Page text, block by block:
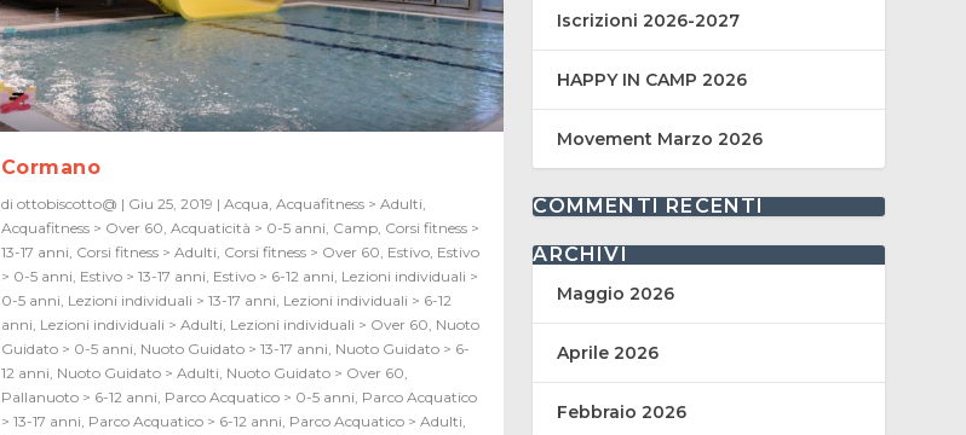
Cormano
di ottobiscotto@ | Giu 25, 2019 | Acqua, Acquafitness > Adulti,
Acquafitness > Over 60, Acquaticità > 0-5 anni, Camp, Corsi fitness >
13-17 anni, Corsi fitness > Adulti, Corsi fitness > Over 60, Estivo, Estivo
> 0-5 anni, Estivo > 13-17 anni, Estivo > 6-12 anni, Lezioni individuali >
0-5 anni, Lezioni individuali > 13-17 anni, Lezioni individuali > 6-12
anni, Lezioni individuali > Adulti, Lezioni individuali > Over 60, Nuoto
Guidato > 0-5 anni, Nuoto Guidato > 13-17 anni, Nuoto Guidato > 6-
12 anni, Nuoto Guidato > Adulti, Nuoto Guidato > Over 60,
Pallanuoto > 6-12 anni, Parco Acquatico > 0-5 anni, Parco Acquatico
> 13-17 anni, Parco Acquatico > 6-12 anni, Parco Acquatico > Adulti,
Iscrizioni 2026-2027
HAPPY IN CAMP 2026
Movement Marzo 2026
COMMENTI RECENTI
ARCHIVI
Maggio 2026
Aprile 2026
Febbraio 2026